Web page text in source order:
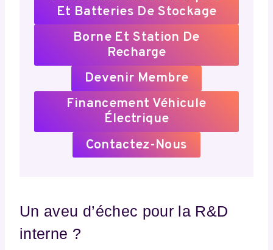
Et Batteries De Stockage
Borne Et Station De
Recharge
Devenir Membre
Financement Véhicule
Électrique
Contactez-Nous
Un aveu d’échec pour la R&D
interne ?